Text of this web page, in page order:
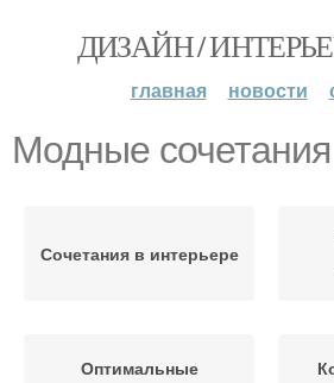
ДИЗАЙН /
главная новости
Модные сочетания
Сочетания в интерьере
Оптимальные